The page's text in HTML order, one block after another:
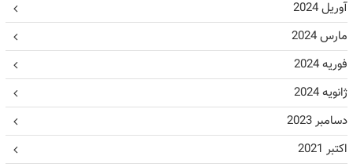
آوریل 2024
مارس 2024
فوریه 2024
ژانویه 2024
دسامبر 2023
اکتبر 2021